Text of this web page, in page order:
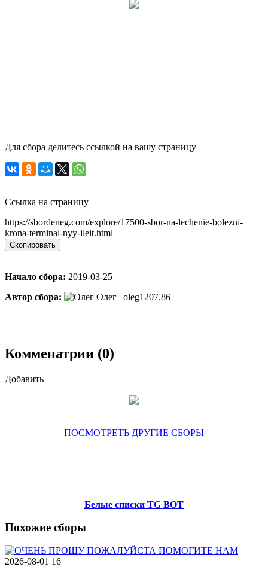
Для сбора делитесь ссылкой на вашу страницу
Ссылка на страницу
https://sbordeneg.com/explore/17500-sbor-na-lechenie-bolezni-
krona-terminal-nyy-ileit.html
Скопировать
Начало сбора: 2019-03-25
Автор сбора:
Олег | oleg1207.86
Комменатрии (0)
Добавить
ПОСМОТРЕТЬ ДРУГИЕ СБОРЫ
Белые списки TG BOT
Похожие сборы
2026-08-01 16